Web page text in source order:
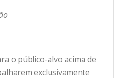
o público-alvo acima de
exclusivamente